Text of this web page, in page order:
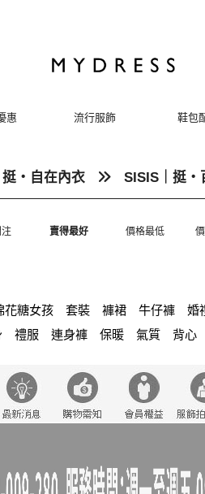
惠 流行服飾 鞋包
挺‧自在內衣 SISIS｜挺‧
賣得最好 價格最低
花糖女孩 套裝 褲裙 牛仔褲 婚
禮服 連身褲 保暖 氣質 背心
鞋子 腰鍊 假兩件
綁帶 舒適 涼感短褲 冬天 連身裙